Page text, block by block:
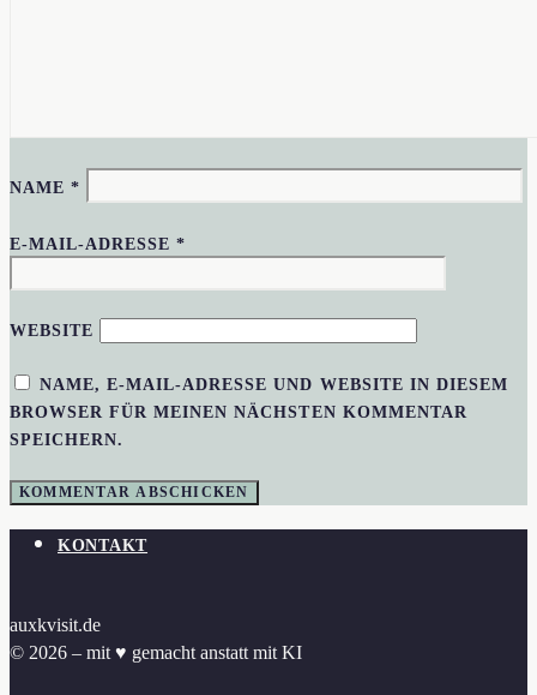
NAME*
E-MAIL-ADRESSE*
WEBSITE
NAME, E-MAIL-ADRESSE UND WEBSITE IN DIESEM
BROWSER FÜR MEINEN NÄCHSTEN KOMMENTAR
SPEICHERN.
KONTAKT
auxkvisit.de
© 2026 – mit ♥︎ gemacht anstatt mit KI